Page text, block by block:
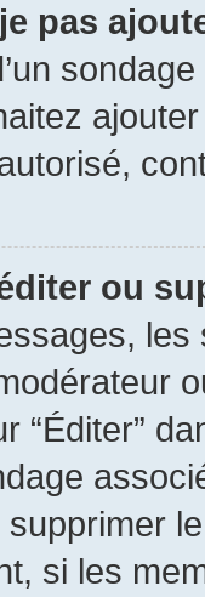
pas
ou
“Éditer”
si les